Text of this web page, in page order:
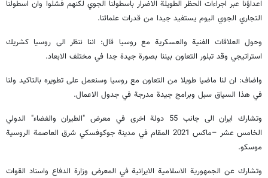
اعداؤنا عبر اجراءات الحظر الطويلة الاضرار باسطولنا الجوي لكنهم فشلوا وان اسطولنا
التجاري الجوي اليوم يستفيد جيدا من قدرات علمائنا.
وحول العلاقات الفنية والعسكرية مع روسيا قال: اننا ننظر الى روسيا كشريك
استراتيجي وقد تبلور التعاون بيننا بصورة جيدة جدا في مختلف الابعاد.
واضاف: ان لنا ماضيا طويلا من التعاون مع روسيا وسنعمل على تطويره بالتاكيد ولنا
في هذا السياق سبل وبرامج جيدة مدرجة في جدول الاعمال.
وتشارك ايران الى جانب 55 دولة اخرى في معرض "الطيران والفضاء" الدولي
الخامس عشر –ماكس 2021 المقام في مدينة جوکوفسكي شرق العاصمة الروسية
موسكو.
وتشارك عن الجمهورية الاسلامية الايرانية في المعرض وزارة الدفاع واسناد القوات